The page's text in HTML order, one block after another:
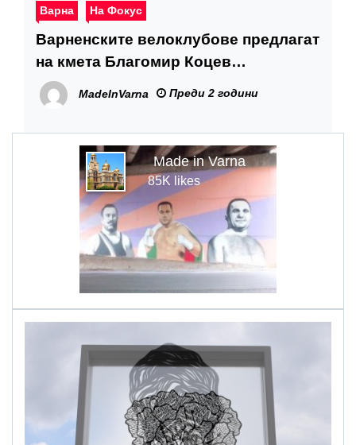
Варна На Фокус
Варненските велоклубове предлагат
на кмета Благомир Коцев
велосипеден план на Варна
MadeInVarna Преди 2 години
Made in Varna
85K likes